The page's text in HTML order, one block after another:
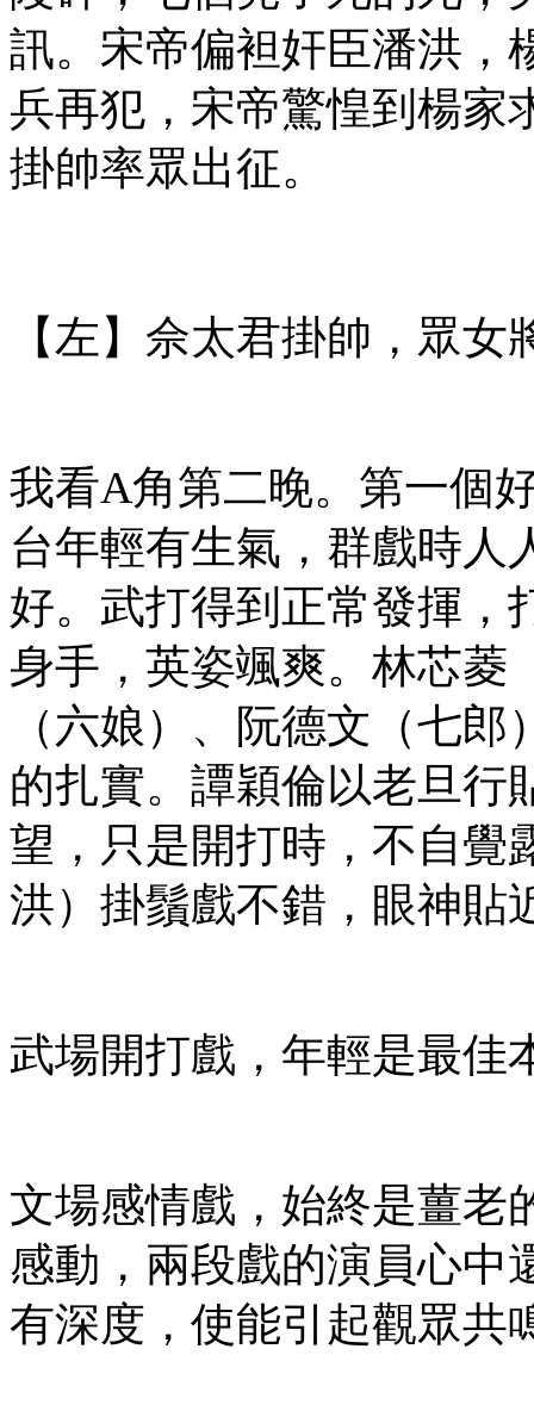
訊。宋帝偏袒奸臣潘洪，
兵再犯，宋帝驚惶到楊家
掛帥率眾出征。
【左】佘太君掛帥，眾
我看A角第二晚。第一個
台年輕有生氣，群戲時人
好。武打得到正常發揮，
身手，英姿颯爽。林芯菱
（六娘）、阮德文（七
的扎實。譚穎倫以老旦行
望，只是開打時，不自覺
洪）掛鬚戲不錯，眼神貼
武場開打戲，年輕是最佳
文場感情戲，始終是薑老
感動，兩段戲的演員心中
有深度，使能引起觀眾共